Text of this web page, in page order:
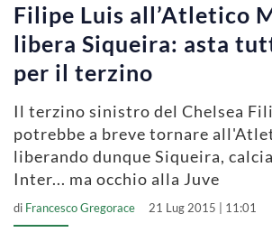
Filipe Luis all’Atletico
libera Siqueira: asta
per il terzino
Il terzino sinistro del Chelsea
potrebbe a breve tornare
liberando dunque Siqueira,
Inter... ma occhio alla Juve
di Francesco Gregorace 21 Lug 2015 | 11:01